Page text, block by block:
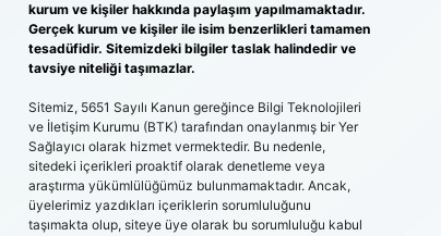
kurum ve kişiler hakkında paylaşım yapılmamaktadır.
Gerçek kurum ve kişiler ile isim benzerlikleri tamamen
tesadüfidir. Sitemizdeki bilgiler taslak halindedir ve
tavsiye niteliği taşımazlar.
Sitemiz, 5651 Sayılı Kanun gereğince Bilgi Teknolojileri
ve İletişim Kurumu (BTK) tarafından onaylanmış bir Yer
Sağlayıcı olarak hizmet vermektedir. Bu nedenle,
sitedeki içerikleri proaktif olarak denetleme veya
araştırma yükümlülüğümüz bulunmamaktadır. Ancak,
üyelerimiz yazdıkları içeriklerin sorumluluğunu
taşımakta olup, siteye üye olarak bu sorumluluğu kabul